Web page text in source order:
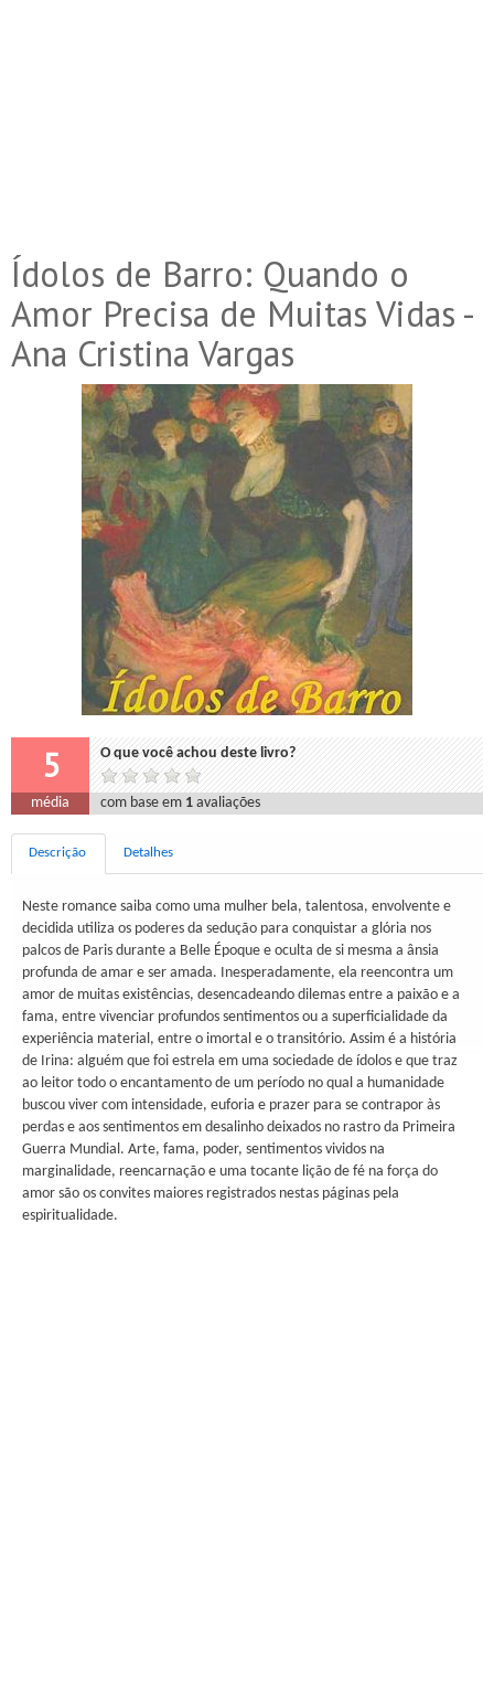
Ídolos de Barro: Quando o
Amor Precisa de Muitas Vidas -
Ana Cristina Vargas
5 O que você achou deste livro?
média com base em 1 avaliações
Descrição Detalhes
Neste romance saiba como uma mulher bela, talentosa, envolvente e
decidida utiliza os poderes da sedução para conquistar a glória nos
palcos de Paris durante a Belle Époque e oculta de si mesma a ânsia
profunda de amar e ser amada. Inesperadamente, ela reencontra um
amor de muitas existências, desencadeando dilemas entre a paixão e a
fama, entre vivenciar profundos sentimentos ou a superficialidade da
experiência material, entre o imortal e o transitório. Assim é a história
de Irina: alguém que foi estrela em uma sociedade de ídolos e que traz
ao leitor todo o encantamento de um período no qual a humanidade
buscou viver com intensidade, euforia e prazer para se contrapor às
perdas e aos sentimentos em desalinho deixados no rastro da Primeira
Guerra Mundial. Arte, fama, poder, sentimentos vividos na
marginalidade, reencarnação e uma tocante lição de fé na força do
amor são os convites maiores registrados nestas páginas pela
espiritualidade.